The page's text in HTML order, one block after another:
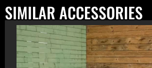
SIMILAR ACCESSORIES